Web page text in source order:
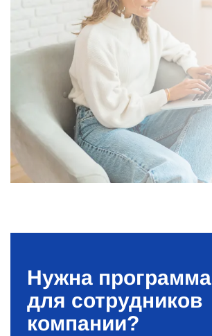
Нужна программа
для сотрудников
компании?